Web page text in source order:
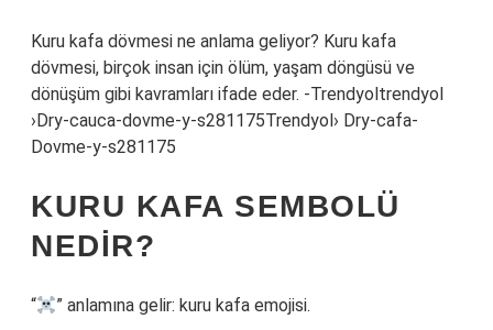
Kuru kafa dövmesi ne anlama geliyor? Kuru kafa
dövmesi, birçok insan için ölüm, yaşam döngüsü ve
dönüşüm gibi kavramları ifade eder. -Trendyoltrendyol
›Dry-cauca-dovme-y-s281175Trendyol› Dry-cafa-
Dovme-y-s281175
KURU KAFA SEMBOLÜ
NEDIR?
“ ” anlamına gelir: kuru kafa emojisi.